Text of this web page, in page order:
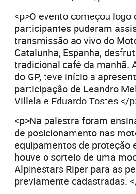
<p>O evento começou logo
participantes puderam
transmissão ao vivo do
Catalunha, Espanha,
tradicional café da manhã.
do GP, teve início a
participação de Leandro
Villela e Eduardo Tostes.</
<p>Na palestra foram
de posicionamento nas
equipamentos de proteção
houve o sorteio de uma
Alpinestars Riper para as
previamente cadastradas.